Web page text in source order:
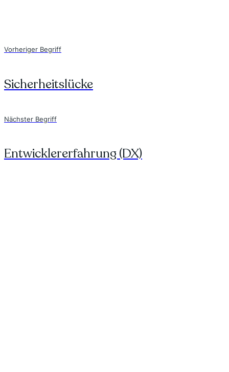
Vorheriger Begriff
Sicherheitslücke
Nächster Begriff
Entwicklererfahrung (DX)